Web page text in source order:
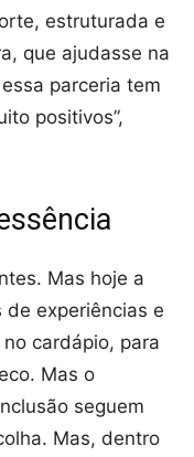
estruturada e
que ajudasse na
parceria tem
positivos”,
Mas hoje a
experiências e
cardápio, para
Mas o
seguem
Mas, dentro